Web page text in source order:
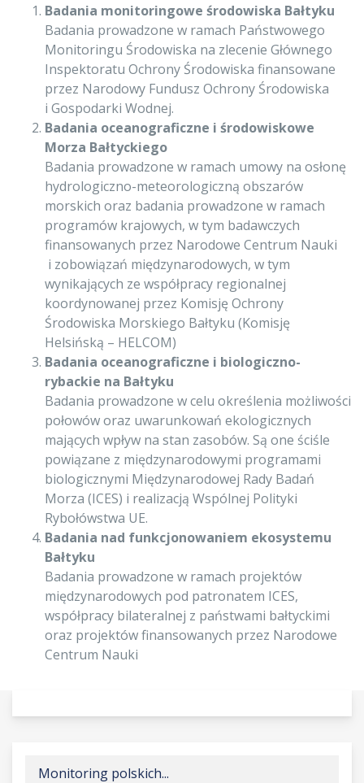
Badania monitoringowe środowiska Bałtyku
Badania prowadzone w ramach Państwowego
Monitoringu Środowiska na zlecenie Głównego
Inspektoratu Ochrony Środowiska finansowane
przez Narodowy Fundusz Ochrony Środowiska
i Gospodarki Wodnej.
Badania oceanograficzne i środowiskowe
Morza Bałtyckiego
Badania prowadzone w ramach umowy na osłonę
hydrologiczno-meteorologiczną obszarów
morskich oraz badania prowadzone w ramach
programów krajowych, w tym badawczych
finansowanych przez Narodowe Centrum Nauki
i zobowiązań międzynarodowych, w tym
wynikających ze współpracy regionalnej
koordynowanej przez Komisję Ochrony
Środowiska Morskiego Bałtyku (Komisję
Helsińską – HELCOM)
Badania oceanograficzne i biologiczno-
rybackie na Bałtyku
Badania prowadzone w celu określenia możliwości
połowów oraz uwarunkowań ekologicznych
mających wpływ na stan zasobów. Są one ściśle
powiązane z międzynarodowymi programami
biologicznymi Międzynarodowej Rady Badań
Morza (ICES) i realizacją Wspólnej Polityki
Rybołówstwa UE.
Badania nad funkcjonowaniem ekosystemu
Bałtyku
Badania prowadzone w ramach projektów
międzynarodowych pod patronatem ICES,
współpracy bilateralnej z państwami bałtyckimi
oraz projektów finansowanych przez Narodowe
Centrum Nauki
Monitoring polskich...